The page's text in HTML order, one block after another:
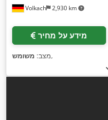
Volkach 2,930 km
מידע על מחיר
מצב: משומש ,